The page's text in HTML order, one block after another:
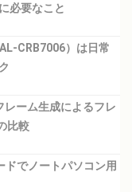
必要なこと
CRB7006）は日常
レーム生成によるフレ
比較
ドでノートパソコン用